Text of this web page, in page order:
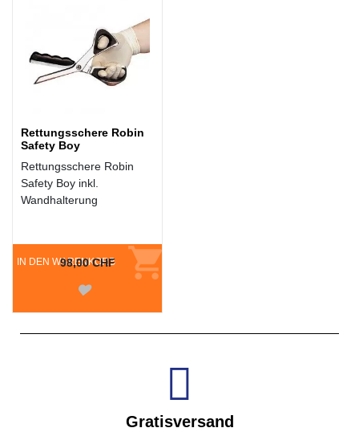
Rettungsschere Robin
Safety Boy
Rettungsschere Robin
Safety Boy inkl.
Wandhalterung
IN DEN WARENKORB
98,00 CHF
Gratisversand